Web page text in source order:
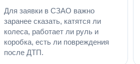
Для заявки в СЗАО важно
заранее сказать, катятся ли
колеса, работает ли руль и
коробка, есть ли повреждения
после ДТП.